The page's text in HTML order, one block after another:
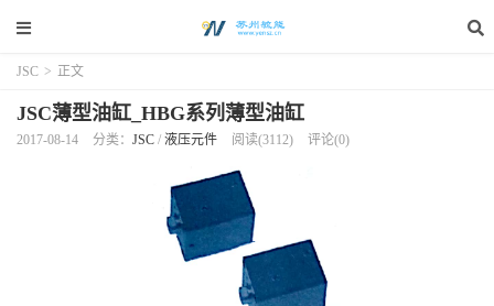
JSC > 正文
JSC薄型油缸_HBG系列薄型油缸
2017-08-14 分类： JSC / 液压元件 阅读(3112) 评论(0)